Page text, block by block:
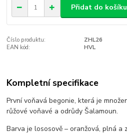
Přidat do košíku
Číslo produktu:
ZHL26
EAN kód:
HVL
Kompletní specifikace
První voňavá begonie, která je
růžové voňavé a odrůdy Šalamoun.
Barva je lososově – oranžová, plná a